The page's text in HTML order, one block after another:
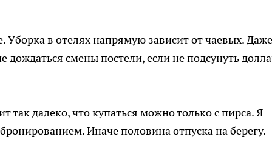
Уборка в отелях напрямую зависит от чаевых.
смены постели, если не подсунуть
так далеко, что купаться можно только с пирса. Я
Иначе половина отпуска на берегу.